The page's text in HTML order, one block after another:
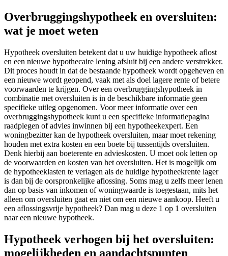
Overbruggingshypotheek en oversluiten:
wat je moet weten
Hypotheek oversluiten betekent dat u uw huidige hypotheek aflost
en een nieuwe hypothecaire lening afsluit bij een andere verstrekker.
Dit proces houdt in dat de bestaande hypotheek wordt opgeheven en
een nieuwe wordt geopend, vaak met als doel lagere rente of betere
voorwaarden te krijgen. Over een overbruggingshypotheek in
combinatie met oversluiten is in de beschikbare informatie geen
specifieke uitleg opgenomen. Voor meer informatie over een
overbruggingshypotheek kunt u een specifieke informatiepagina
raadplegen of advies inwinnen bij een hypotheekexpert. Een
woningbezitter kan de hypotheek oversluiten, maar moet rekening
houden met extra kosten en een boete bij tussentijds oversluiten.
Denk hierbij aan boeterente en advieskosten. U moet ook letten op
de voorwaarden en kosten van het oversluiten. Het is mogelijk om
de hypotheeklasten te verlagen als de huidige hypotheekrente lager
is dan bij de oorspronkelijke aflossing. Soms mag u zelfs meer lenen
dan op basis van inkomen of woningwaarde is toegestaan, mits het
alleen om oversluiten gaat en niet om een nieuwe aankoop. Heeft u
een aflossingsvrije hypotheek? Dan mag u deze 1 op 1 oversluiten
naar een nieuwe hypotheek.
Hypotheek verhogen bij het oversluiten:
mogelijkheden en aandachtspunten